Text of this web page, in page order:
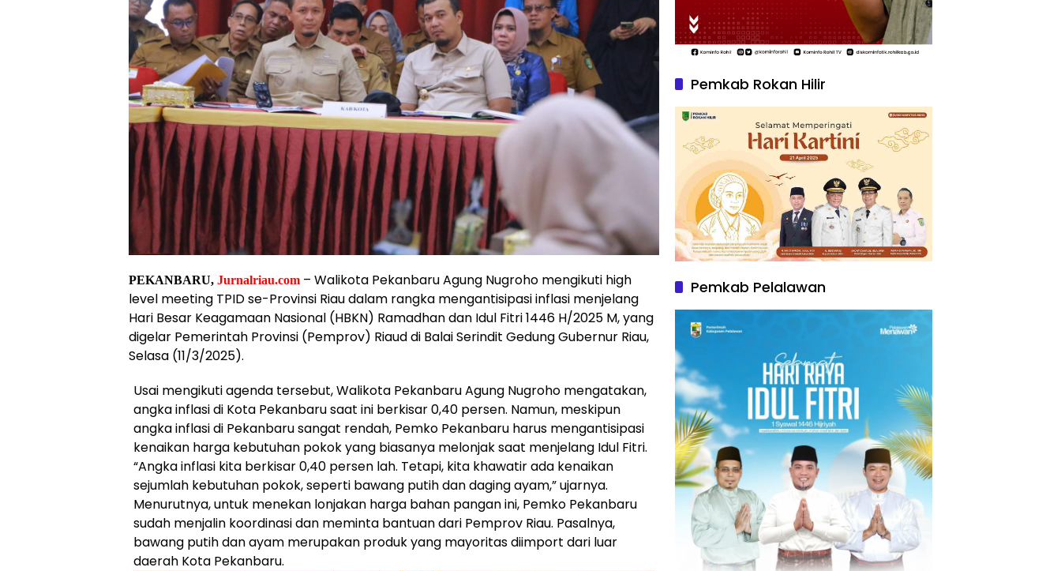
PEKANBARU, Jurnalriau.com – Walikota Pekanbaru Agung Nugroho mengikuti high
level meeting TPID se-Provinsi Riau dalam rangka mengantisipasi inflasi menjelang
Hari Besar Keagamaan Nasional (HBKN) Ramadhan dan Idul Fitri 1446 H/2025 M, yang
digelar Pemerintah Provinsi (Pemprov) Riaud di Balai Serindit Gedung Gubernur Riau,
Selasa (11/3/2025).
Usai mengikuti agenda tersebut, Walikota Pekanbaru Agung Nugroho mengatakan,
angka inflasi di Kota Pekanbaru saat ini berkisar 0,40 persen. Namun, meskipun
angka inflasi di Pekanbaru sangat rendah, Pemko Pekanbaru harus mengantisipasi
kenaikan harga kebutuhan pokok yang biasanya melonjak saat menjelang Idul Fitri.
“Angka inflasi kita berkisar 0,40 persen lah. Tetapi, kita khawatir ada kenaikan
sejumlah kebutuhan pokok, seperti bawang putih dan daging ayam,” ujarnya.
Menurutnya, untuk menekan lonjakan harga bahan pangan ini, Pemko Pekanbaru
sudah menjalin koordinasi dan meminta bantuan dari Pemprov Riau. Pasalnya,
bawang putih dan ayam merupakan produk yang mayoritas diimport dari luar
daerah Kota Pekanbaru.
Pemkab Rokan Hilir
Pemkab Pelalawan